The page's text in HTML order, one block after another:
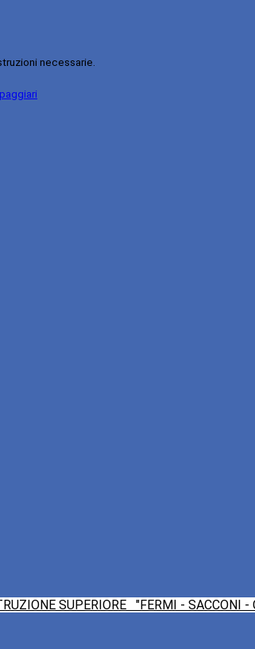
necessarie.
SUPERIORE "FERMI - SACCONI -